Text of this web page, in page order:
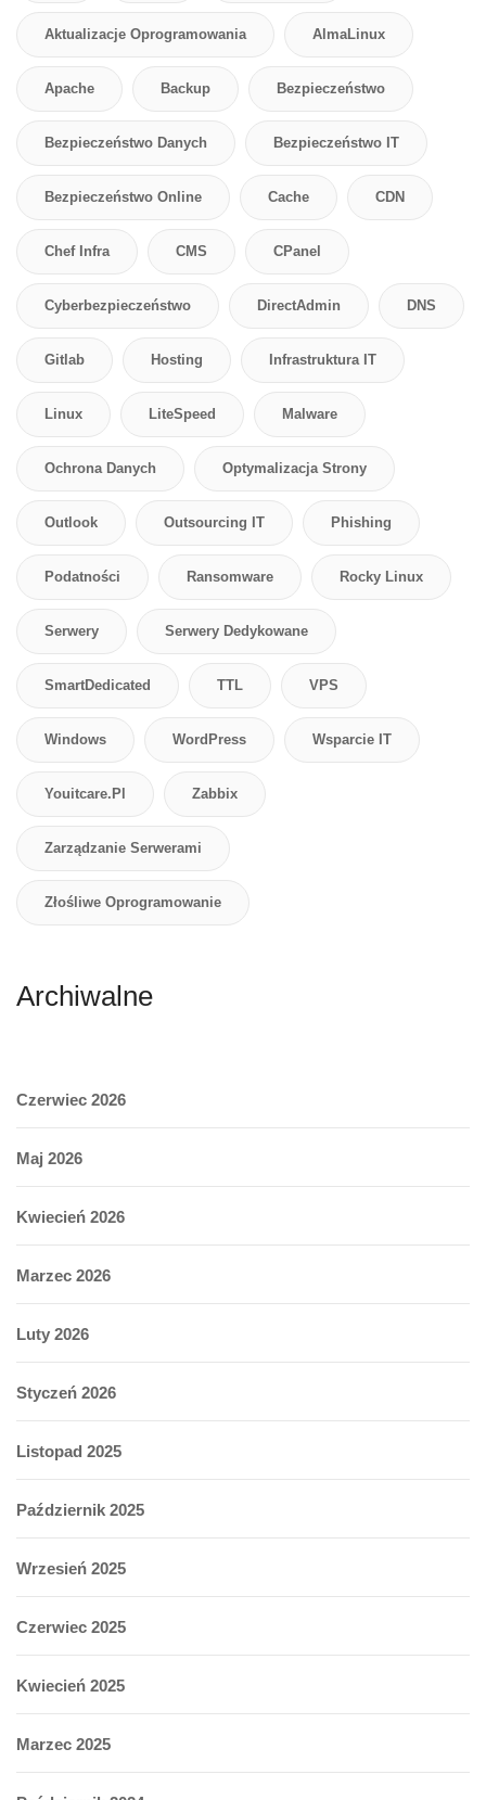
Aktualizacje Oprogramowania AlmaLinux
Apache Backup Bezpieczeństwo
Bezpieczeństwo Danych Bezpieczeństwo IT
Bezpieczeństwo Online Cache CDN
Chef Infra CMS CPanel
Cyberbezpieczeństwo DirectAdmin DNS
Gitlab Hosting Infrastruktura IT
Linux LiteSpeed Malware
Ochrona Danych Optymalizacja Strony
Outlook Outsourcing IT Phishing
Podatności Ransomware Rocky Linux
Serwery Serwery Dedykowane
SmartDedicated TTL VPS
Windows WordPress Wsparcie IT
Youitcare.pl Zabbix
Zarządzanie Serwerami
Złośliwe Oprogramowanie
Archiwalne
Czerwiec 2026
Maj 2026
Kwiecień 2026
Marzec 2026
Luty 2026
Styczeń 2026
Listopad 2025
Październik 2025
Wrzesień 2025
Czerwiec 2025
Kwiecień 2025
Marzec 2025